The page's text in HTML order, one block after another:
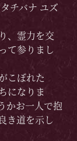
チバナ ユズ
、霊力を交
て参りまし
こぼれた
になりま
かお一人で抱
き道を示し